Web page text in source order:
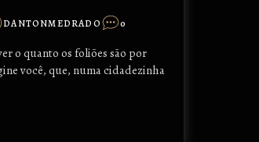
DANTONMEDRADO 0
o quanto os foliões são por
você, que, numa cidadezinha